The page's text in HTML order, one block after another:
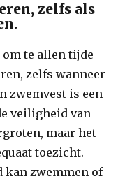
zelfs als
om te allen tijde
zelfs wanneer
zwemvest is een
veiligheid van
maar het
toezicht.
kan zwemmen of